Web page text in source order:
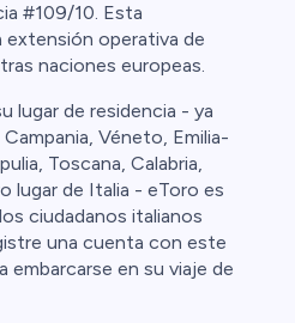
#109/10. Esta
operativa de
naciones europeas.
lugar de residencia - ya
Véneto, Emilia-
Toscana, Calabria,
lugar de Italia - eToro es
ciudadanos italianos
una cuenta con este
embarcarse en su viaje de